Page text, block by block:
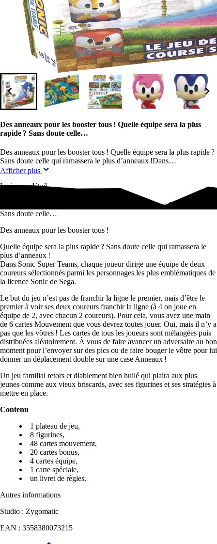
Des anneaux pour les booster tous ! Quelle équipe sera la plus
rapide ? Sans doute celle…
Des anneaux pour les booster tous ! Quelle équipe sera la plus rapide ?
Sans doute celle qui ramassera le plus d’anneaux !Dans…
Afficher plus
Le jeu en détail
Des anneaux pour les booster tous ! Quelle équipe sera la plus rapide ?
Sans doute celle…
Des anneaux pour les booster tous !
Quelle équipe sera la plus rapide ? Sans doute celle qui ramassera le
plus d’anneaux !
Dans Sonic Super Teams, chaque joueur dirige une équipe de deux
coureurs sélectionnés parmi les personnages les plus emblématiques de
la licence Sonic de Sega.
Le but du jeu n’est pas de franchir la ligne le premier, mais d’être le
premier à voir ses deux coureurs franchir la ligne (à 4 on joue en
équipe de 2, avec chacun 2 coureurs). Pour cela, vous avez une main
de 6 cartes Mouvement que vous devrez toutes jouer. Oui, mais il n’y a
pas que les vôtres ! Les cartes de tous les joueurs sont mélangées puis
distribuées aléatoirement. À vous de faire avancer un adversaire au bon
moment pour l’envoyer sur des pics ou de faire bouger le vôtre pour lui
donner un déplacement double sur une case Anneaux !
Un jeu familial retors et diablement bien huilé qui plaira aux plus
jeunes comme aux vieux briscards, avec ses figurines et ses stratégies à
mettre en place.
Contenu
1 plateau de jeu,
8 figurines,
48 cartes mouvement,
20 cartes bonus,
4 cartes équipe,
1 carte spéciale,
un livret de règles.
Autres informations
Studio : Zygomatic
EAN : 3558380073215